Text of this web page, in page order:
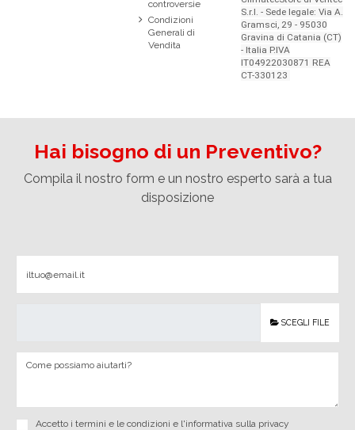
controversie
Condizioni
Generali di
Vendita
S.r.l. - Sede legale: Via A.
Gramsci, 29 - 95030
Gravina di Catania (CT)
- Italia P.IVA
IT04922030871 REA
CT-330123
Hai bisogno di un Preventivo?
Compila il nostro form e un nostro esperto sarà a tua
disposizione
SCEGLI FILE
Accetto i termini e le condizioni e l'informativa sulla privacy